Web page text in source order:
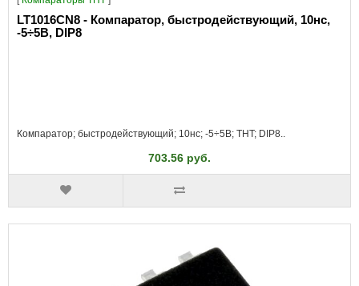
LT1016CN8 - Компаратор, быстродействующий, 10нс,
-5÷5В, DIP8
Компаратор; быстродействующий; 10нс; -5÷5В; THT; DIP8..
703.56 руб.